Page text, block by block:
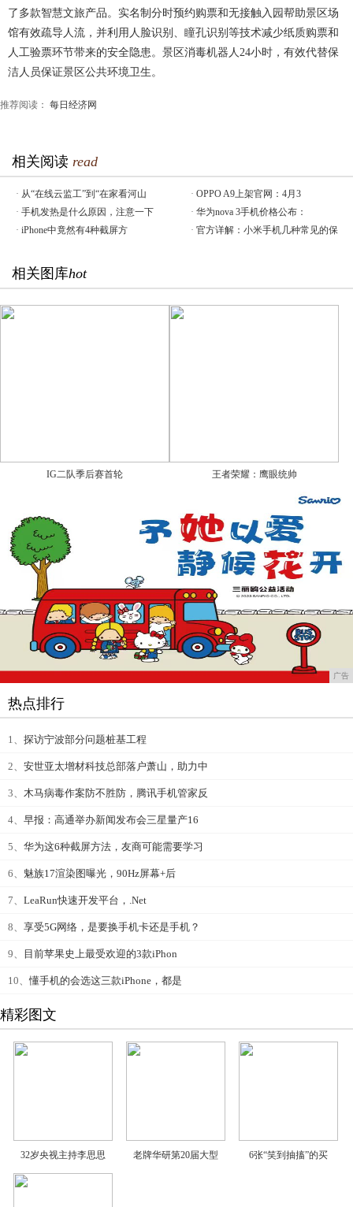
了多款智慧文旅产品。实名制分时预约购票和无接触入园帮助景区场
馆有效疏导人流，并利用人脸识别、瞳孔识别等技术减少纸质购票和
人工验票环节带来的安全隐患。景区消毒机器人24小时，有效代替保
洁人员保证景区公共环境卫生。
推荐阅读： 每日经济网
相关阅读 read
· 从“在线云监工”到“在家看河山 · OPPO A9上架官网：4月3
· 手机发热是什么原因，注意一下 · 华为nova 3手机价格公布：
· iPhone中竟然有4种截屏方 · 官方详解：小米手机几种常见的保
相关图库hot
IG二队季后赛首轮 王者荣耀：鹰眼统帅
广告
热点排行
1、 探访宁波部分问题桩基工程
2、 安世亚太增材科技总部落户萧山，助力中
3、 木马病毒作案防不胜防，腾讯手机管家反
4、 早报：高通举办新闻发布会三星量产16
5、 华为这6种截屏方法，友商可能需要学习
6、 魅族17渲染图曝光，90Hz屏幕+后
7、 LeaRun快速开发平台，.Net
8、 享受5G网络，是要换手机卡还是手机？
9、 目前苹果史上最受欢迎的3款iPhon
10、 懂手机的会选这三款iPhone，都是
精彩图文
32岁央视主持李思思 老牌华研第20届大型 6张“笑到抽搐”的买